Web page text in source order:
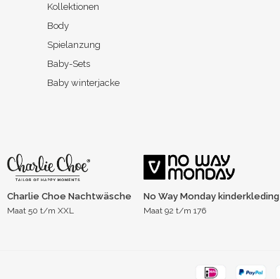
Kollektionen
Body
Spielanzung
Baby-Sets
Baby winterjacke
Charlie Choe Nachtwäsche
Maat 50 t/m XXL
No Way Monday kinderkleding
Maat 92 t/m 176